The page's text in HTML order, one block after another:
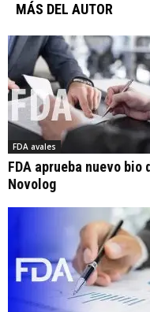
MÁS DEL AUTOR
FDA avales
FDA aprueba nuevo bio
Novolog